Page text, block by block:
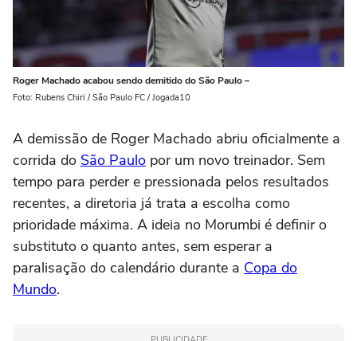
Roger Machado acabou sendo demitido do São Paulo –
Foto: Rubens Chiri / São Paulo FC / Jogada10
A demissão de Roger Machado abriu oficialmente a
corrida do São Paulo por um novo treinador. Sem
tempo para perder e pressionada pelos resultados
recentes, a diretoria já trata a escolha como
prioridade máxima. A ideia no Morumbi é definir o
substituto o quanto antes, sem esperar a
paralisação do calendário durante a Copa do
Mundo.